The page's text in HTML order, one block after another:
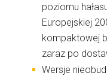
poziomu
Europejskiej
kompaktowej
zaraz po
Wersje